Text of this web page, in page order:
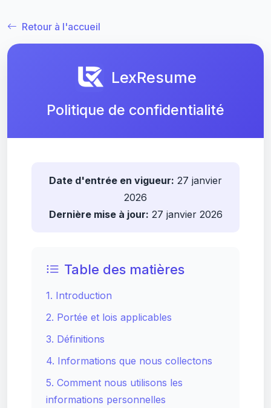
Retour à l'accueil
LexResume
Politique de confidentialité
Date d'entrée en vigueur: 27 janvier
2026
Dernière mise à jour: 27 janvier 2026
Table des matières
1. Introduction
2. Portée et lois applicables
3. Définitions
4. Informations que nous collectons
5. Comment nous utilisons les
informations personnelles